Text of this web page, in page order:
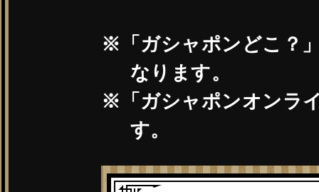
2022.04.28
ニューア
2022.03.01
2022.02.04
2022.01.05
ニューア
2021.12.01
2021.09.01
ニューア
「ガシャポンどこ？
なります。
「ガシャポンオンラ
す。